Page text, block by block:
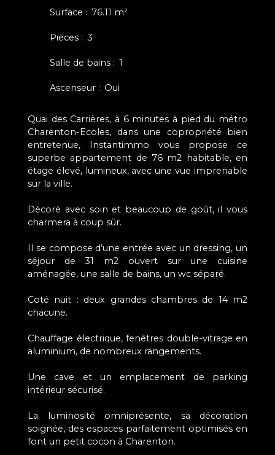
Surface : 76.11 m²
Pièces : 3
Salle de bains : 1
Ascenseur : Oui
Quai des Carrières, à 6 minutes à pied du métro
Charenton-Ecoles, dans une copropriété bien
entretenue, Instantimmo vous propose ce
superbe appartement de 76 m2 habitable, en
étage élevé, lumineux, avec une vue imprenable
sur la ville.
Décoré avec soin et beaucoup de goût, il vous
charmera à coup sûr.
Il se compose d’une entrée avec un dressing, un
séjour de 31 m2 ouvert sur une cuisine
aménagée, une salle de bains, un wc séparé.
Coté nuit : deux grandes chambres de 14 m2
chacune.
Chauffage électrique, fenêtres double-vitrage en
aluminium, de nombreux rangements.
Une cave et un emplacement de parking
intérieur sécurisé.
La luminosité omniprésente, sa décoration
soignée, des espaces parfaitement optimisés en
font un petit cocon à Charenton.